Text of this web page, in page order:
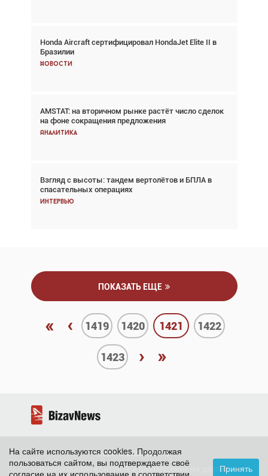
Honda Aircraft сертифицировал HondaJet Elite II в
Бразилии
Новости
AMSTAT: на вторичном рынке растёт число сделок
на фоне сокращения предложения
Аналитика
Взгляд с высоты: тандем вертолётов и БПЛА в
спасательных операциях
Интервью
Авиационный фотограф Дэйв Кох: «Фотография
говорит сама за себя... а ИИ всё портит»
Новости
Проблемы с цепочками поставок сохраняются
Аналитика
Частный самолёт – это актив. Подходите к
покупке соответствующим образом
Интервью
ПОКАЗАТЬ ЕЩЕ
« ‹ 1419 1420 1421 1422
1423 › »
2026 ©BizavNews
Копирование контента и размещение на других
На сайте используются cookies. Продолжая
пользоваться сайтом, вы подтверждаете своё
согласие на их использование в соответствии
Принять